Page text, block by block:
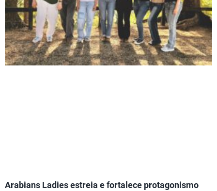
Arabians Ladies estreia e fortalece protagonismo